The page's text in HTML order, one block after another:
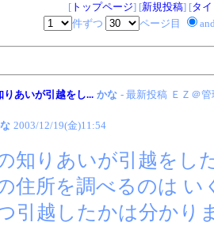
[トップページ] [新規投稿] [タ
件ずつ
ページ目
りあいが引越をし... かな - 最新投稿 ＥＺ＠
2003/12/19(金)11:54
知りあいが引越をし
住所を調べるのは い
引越したかは分かり